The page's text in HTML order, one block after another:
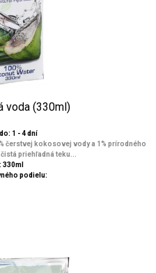
voda (330ml)
1 - 4 dní
čerstvej kokosovej vody a 1% prírodného
priehľadná teku...
330ml
podielu: